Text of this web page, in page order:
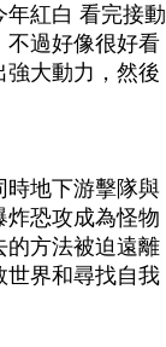
紅白 看完接動
不過好像很好看
強大動力，然後
時地下游擊隊與
炸恐攻成為怪物
的方法被迫遠離
世界和尋找自我